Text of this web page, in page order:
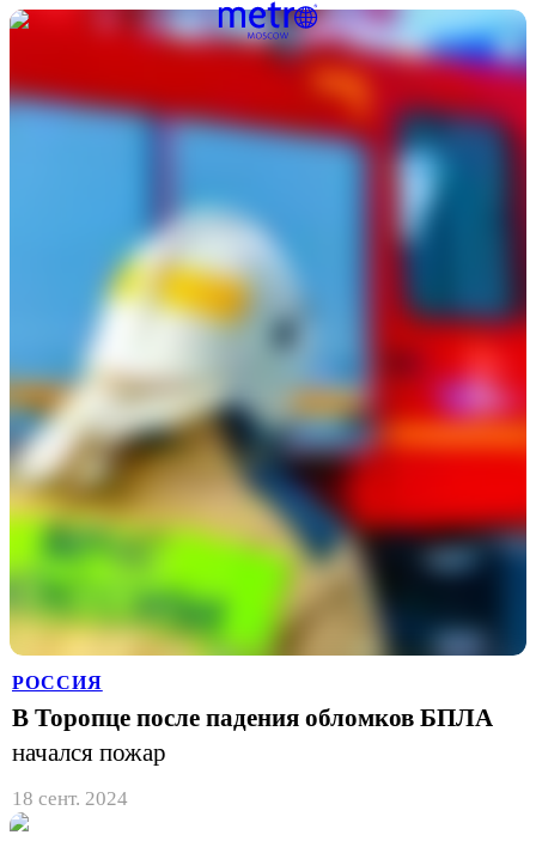
РОССИЯ
В Торопце после падения обломков БПЛА
начался пожар
18 сент. 2024